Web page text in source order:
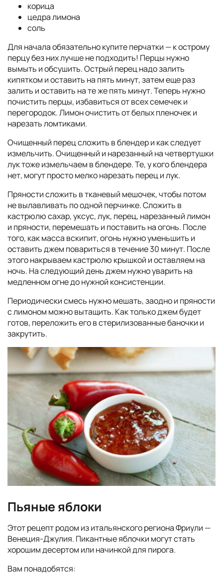
корица
цедра лимона
соль
Для начала обязательно купите перчатки — к острому
перцу без них лучше не подходить! Перцы нужно
вымыть и обсушить. Острый перец надо залить
кипятком и оставить на пять минут, затем еще раз
залить и оставить на те же пять минут. Теперь нужно
почистить перцы, избавиться от всех семечек и
перегородок. Лимон очистить от белых пленочек и
нарезать ломтиками.
Очищенный перец сложить в блендер и как следует
измельчить. Очищенный и нарезанный на четвертушки
лук тоже измельчаем в блендере. Те, у кого блендера
нет, могут просто мелко нарезать перец и лук.
Пряности сложить в тканевый мешочек, чтобы потом
не вылавливать по одной перчинке. Сложить в
кастрюлю сахар, уксус, лук, перец, нарезанный лимон
и пряности, перемешать и поставить на огонь. После
того, как масса вскипит, огонь нужно уменьшить и
оставить джем повариться в течение 30 минут. После
этого накрываем кастрюлю крышкой и оставляем на
ночь. На следующий день джем нужно уварить на
медленном огне до нужной консистенции.
Периодически смесь нужно мешать, заодно и пряности
с лимоном можно вытащить. Как только джем будет
готов, переложить его в стерилизованные баночки и
закрутить.
Пьяные яблоки
Этот рецепт родом из итальянского региона Фриули —
Венеция-Джулия. Пикантные яблочки могут стать
хорошим десертом или начинкой для пирога.
Вам понадобятся: